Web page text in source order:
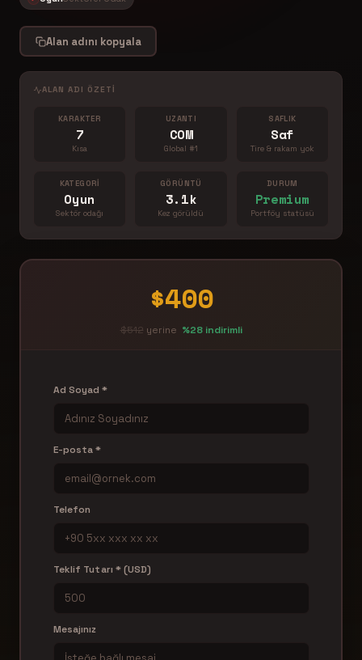
Alan adını kopyala
ALAN ADI ÖZETI
KARAKTER
7
Kısa
UZANTI
COM
Global #1
SAFLIK
Saf
Tire & rakam yok
KATEGORI
Oyun
Sektör odağı
GÖRÜNTÜ
3.1k
Kez görüldü
DURUM
Premium
Portföy statüsü
$400
$512 yerine %28 indirimli
Ad Soyad *
E-posta *
Telefon
Teklif Tutarı * (USD)
Mesajınız